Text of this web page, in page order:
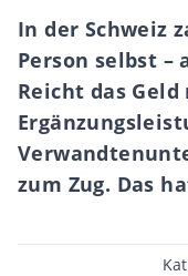
In der Schweiz
Person selbst –
Reicht das
zum Zug. Das